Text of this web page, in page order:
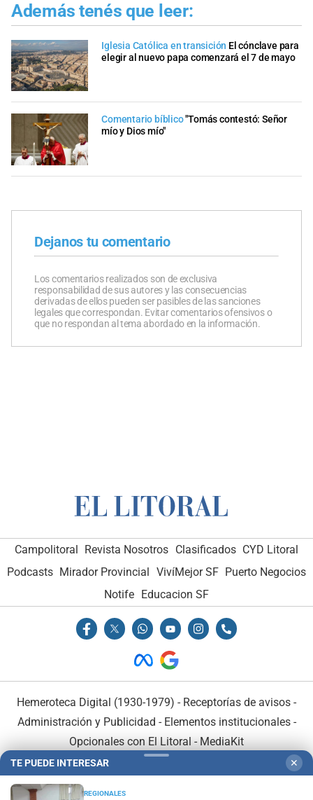
Además tenés que leer:
Iglesia Católica en transición El cónclave para
elegir al nuevo papa comenzará el 7 de mayo
Comentario bíblico"Tomás contestó: Señor
mío y Dios mío"
Dejanos tu comentario
Los comentarios realizados son de exclusiva
responsabilidad de sus autores y las consecuencias
derivadas de ellos pueden ser pasibles de las sanciones
legales que correspondan. Evitar comentarios ofensivos o
que no respondan al tema abordado en la información.
Campolitoral Revista Nosotros Clasificados CYD Litoral
Podcasts Mirador Provincial VivíMejor SF Puerto Negocios
Notife
Educacion SF
Hemeroteca Digital (1930-1979) - Receptorías de avisos -
Administración y Publicidad - Elementos institucionales-
Opcionales con El Litoral - MediaKit
TE PUEDE INTERESAR ✕
REGIONALES